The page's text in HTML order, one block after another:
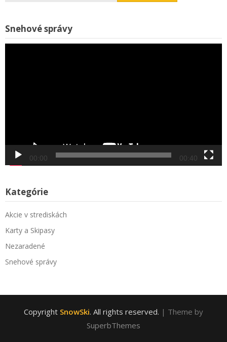
Snehové správy
00:00 00:40
Kategórie
Akcie v strediskách
Karty a Skipasy
Nezaradené
Snehové správy
Copyright SnowSki. All rights reserved. | Theme by
SuperbThemes